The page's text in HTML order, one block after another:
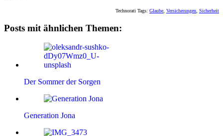
Technorati Tags: Glaube Versicherungen Sicherheit
Posts mit ähnlichen Themen:
Der Sommer der Sorgen
Generation Jona